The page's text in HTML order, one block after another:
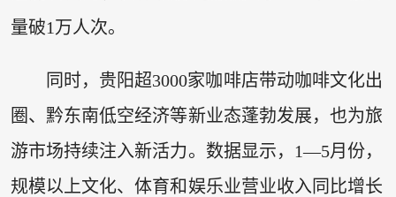
量破1万人次。
同时，贵阳超3000家咖啡店带动咖啡文化出
圈、黔东南低空经济等新业态蓬勃发展，也为旅
游市场持续注入新活力。数据显示，1—5月份，
规模以上文化、体育和娱乐业营业收入同比增长